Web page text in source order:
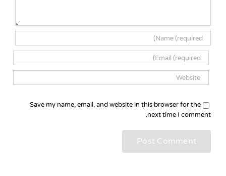
Save my name, email, and website in this browser for the
next time I comment.